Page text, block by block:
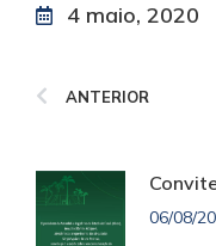
4 maio, 2020
ANTERIOR
06/08/